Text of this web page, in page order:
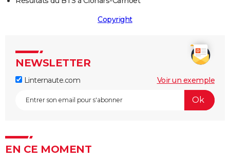
Copyright
NEWSLETTER
Linternaute.com Voir un exemple
EN CE MOMENT